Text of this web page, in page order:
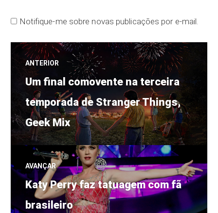
Notifique-me sobre novas publicações por e-mail.
Navegação
de
Post
ANTERIOR
Post
anterior:
Um final comovente na terceira
temporada de Stranger Things,
Geek Mix
AVANÇAR
Próximo
post:
Katy Perry faz tatuagem com fã
brasileiro